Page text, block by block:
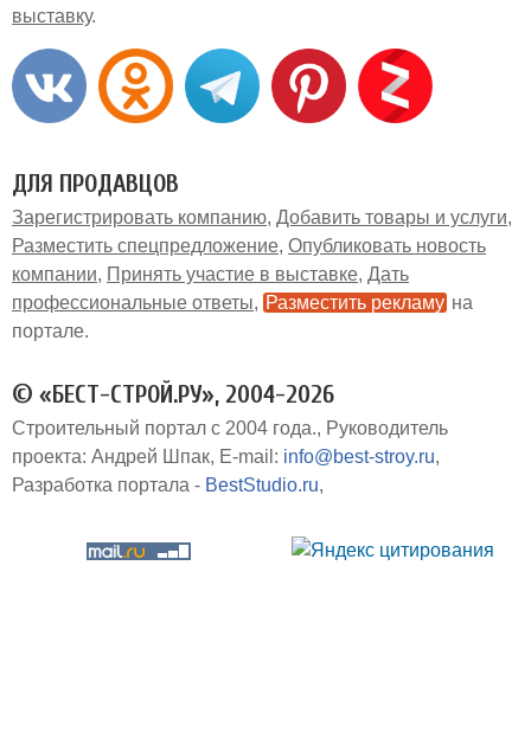
выставку
ДЛЯ ПРОДАВЦОВ
Зарегистрировать компанию Добавить товары и услуги
Разместить спецпредложение Опубликовать новость
компании
Принять участие в выставке Дать
профессиональные ответы
Разместить рекламу на
портале
© «БЕСТ-СТРОЙ.РУ», 2004-2026
Строительный портал с 2004 года.
Руководитель
проекта: Андрей Шпак E-mail: info@best-stroy.ru
Разработка портала - BestStudio.ru